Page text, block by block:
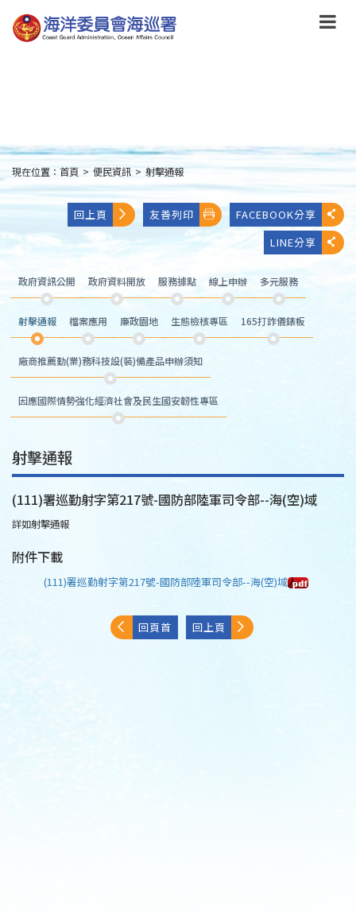
到
主
:::
現在位置： 首頁 > 便民資訊 > 射擊通報
回上頁 友善列印
FACEBOOK分享
LINE分享
政府資訊公開 政府資料開放 服務據點 線上申辦 多元服務
射擊通報 檔案應用 廉政園地 生態檢核專區 165打詐儀錶板
廠商推薦勤(業)務科技設(裝)備產品申辦須知
因應國際情勢強化經濟社會及民生國安韌性專區
射擊通報
(111)署巡勤射字第217號-國防部陸軍司令部--海(空)域
詳如射擊通報
附件下載
(111)署巡勤射字第217號-國防部陸軍司令部--海(空)域
回頁首 回上頁